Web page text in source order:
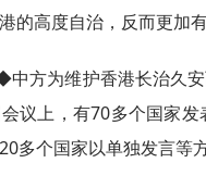
的高度自治，反而更加
中方为维护香港长治久
议上，有70多个国家发
多个国家以单独发言等